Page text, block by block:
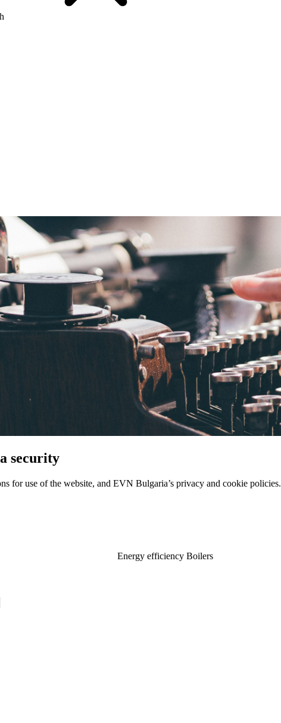
security
for use of the website, and EVN Bulgaria’s privacy and cookie policies.
Energy efficiency Boilers